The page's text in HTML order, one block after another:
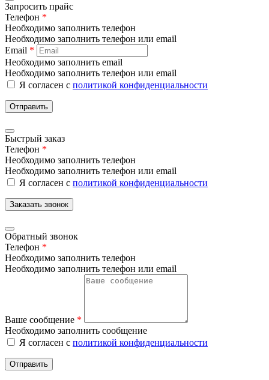
Запросить прайс
Телефон *
Необходимо заполнить телефон
Необходимо заполнить телефон или email
Email *
Необходимо заполнить email
Необходимо заполнить телефон или email
Я согласен с политикой конфиденциальности
Отправить
Быстрый заказ
Телефон *
Необходимо заполнить телефон
Необходимо заполнить телефон или email
Я согласен с политикой конфиденциальности
Заказать звонок
Обратный звонок
Телефон *
Необходимо заполнить телефон
Необходимо заполнить телефон или email
Ваше сообщение *
Необходимо заполнить сообщение
Я согласен с политикой конфиденциальности
Отправить